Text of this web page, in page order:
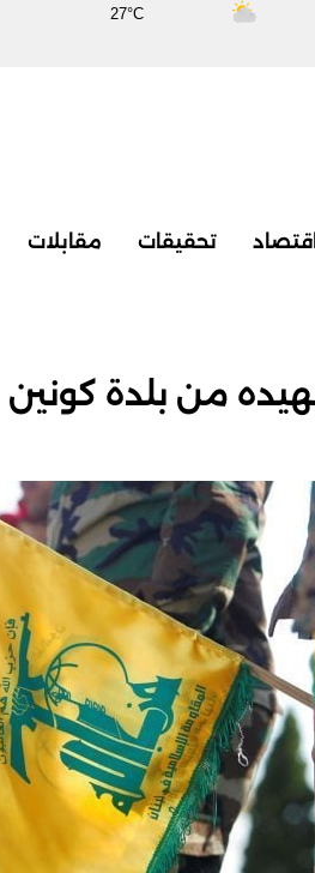
27°C
اقتصاد تحقيقات مقابلات
من بلدة كونين